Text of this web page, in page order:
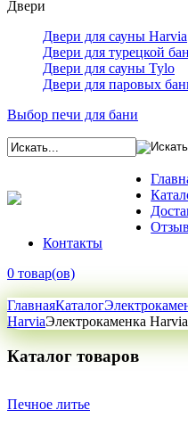
Двери
Двери для сауны Harvia
Двери для турецкой
Двери для сауны Tylo
Двери для паровых
Выбор печи для бани
Контакты
0 товар(ов)
ГлавнаяКаталог
HarviaЭлектрокаменка
Каталог товаров
Печное литье